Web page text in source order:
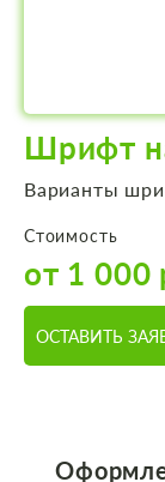
Шрифт
Варианты
Стоимость
от 1 000
ОСТАВИТЬ